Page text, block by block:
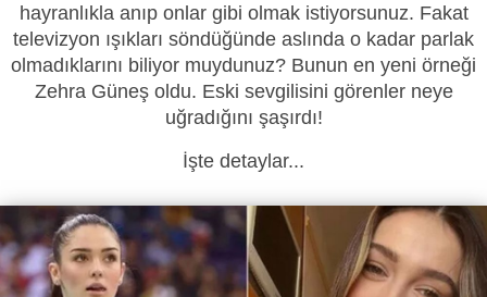
hayranlıkla anıp onlar gibi olmak istiyorsunuz. Fakat
televizyon ışıkları söndüğünde aslında o kadar parlak
olmadıklarını biliyor muydunuz? Bunun en yeni örneği
Zehra Güneş oldu. Eski sevgilisini görenler neye
uğradığını şaşırdı!
İşte detaylar...